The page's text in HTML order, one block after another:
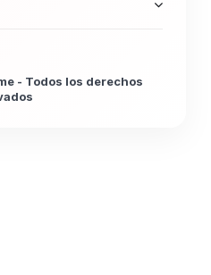
- Todos los derechos